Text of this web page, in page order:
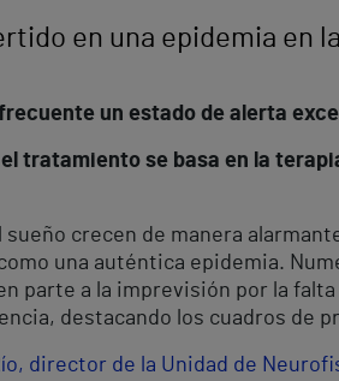
en una epidemia en
un estado de alerta
tratamiento se basa en la
crecen de manera
una auténtica epidemia.
parte a la imprevisión por la
destacando los cuadros de
director de la Unidad de